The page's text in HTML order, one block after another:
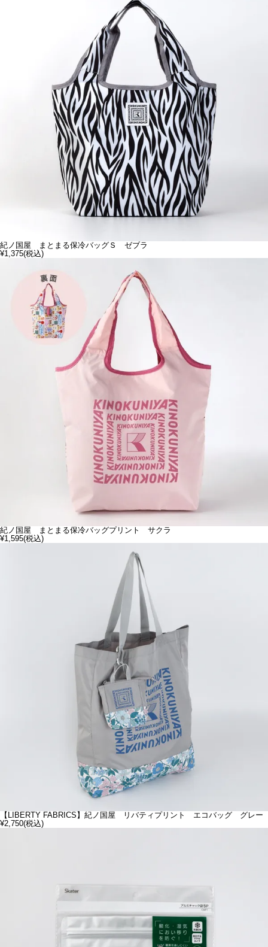
紀ノ国屋 まとまる保冷バッグＳ ゼブラ
¥1,375(税込)
紀ノ国屋 まとまる保冷バッグプリント サクラ
¥1,595(税込)
【LIBERTY FABRICS】紀ノ国屋 リバティプリント エコバッグ グレー
¥2,750(税込)